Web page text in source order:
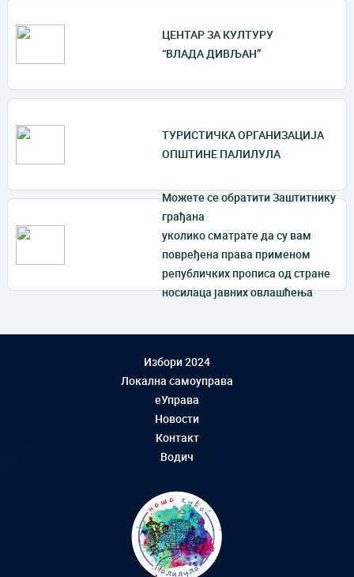
ЦЕНТАР ЗА КУЛТУРУ
“ВЛАДА ДИВЉАН”
ТУРИСТИЧКА ОРГАНИЗАЦИЈА
ОПШТИНЕ ПАЛИЛУЛА
Mожете се обратити Заштитнику
грађана
уколико сматрате да су вам
повређена права применом
републичких прописа од стране
носилаца јавних овлашћења
Избори 2024
Локална самоуправа
еУправа
Новости
Контакт
Водич